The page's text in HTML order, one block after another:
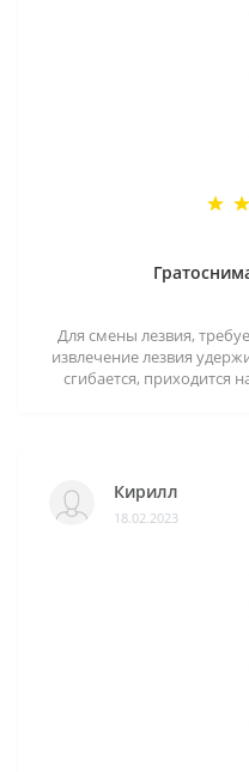
Для смены лезвия,
извлечение лезвия
сгибается, приходится
Кирилл
18.02.2023